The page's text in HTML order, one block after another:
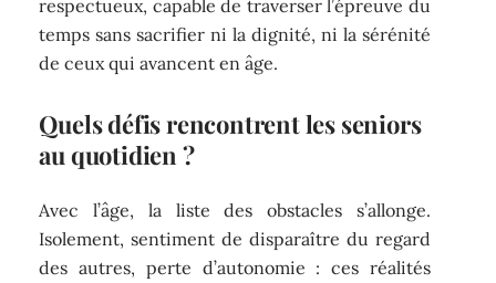
respectueux, capable de traverser l’épreuve du
temps sans sacrifier ni la dignité, ni la sérénité
de ceux qui avancent en âge.
Quels défis rencontrent les seniors
au quotidien ?
Avec l’âge, la liste des obstacles s’allonge.
Isolement, sentiment de disparaître du regard
des autres, perte d’autonomie : ces réalités